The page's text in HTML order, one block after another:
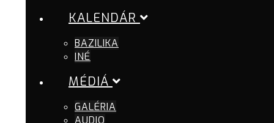
KALENDÁR
BAZILIKA
INÉ
MÉDIÁ
GALÉRIA
AUDIO